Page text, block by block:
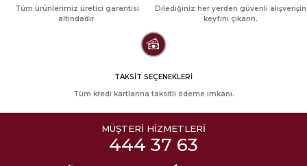
Tüm ürünlerimiz üretici garantisi
altındadır.
Dilediğiniz her yerden güvenli alışverişin
keyfini çıkarın.
TAKSİT SEÇENEKLERİ
Tüm kredi kartlarına taksitli ödeme imkanı.
MÜŞTERİ HİZMETLERİ
444 37 63